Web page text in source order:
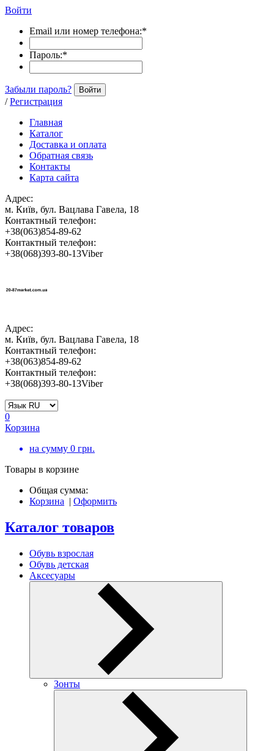
Войти
Email или номер телефона:*
Пароль:*
Забыли пароль? Войти
/ Регистрация
Главная
Каталог
Доставка и оплата
Обратная связь
Контакты
Карта сайта
Адрес:
м. Київ, бул. Вацлава Гавела, 18
Контактный телефон:
+38(063)854-89-62
Контактный телефон:
+38(068)393-80-13Viber
Адрес:
м. Київ, бул. Вацлава Гавела, 18
Контактный телефон:
+38(063)854-89-62
Контактный телефон:
+38(068)393-80-13Viber
0
Корзина
на сумму 0 грн.
Товары в корзине
Общая сумма:
Корзина | Оформить
Каталог товаров
Обувь взрослая
Обувь детская
Аксесуары
Зонты